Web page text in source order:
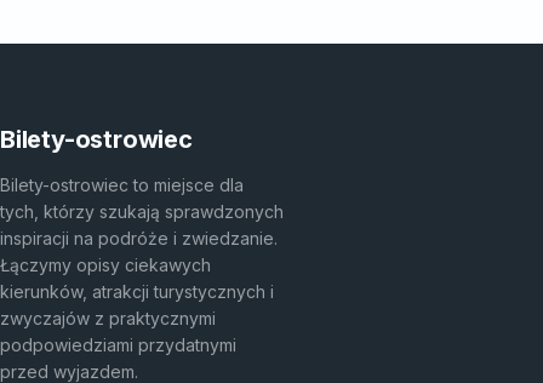
Bilety-ostrowiec
Bilety-ostrowiec to miejsce dla
tych, którzy szukają sprawdzonych
inspiracji na podróże i zwiedzanie.
Łączymy opisy ciekawych
kierunków, atrakcji turystycznych i
zwyczajów z praktycznymi
podpowiedziami przydatnymi
przed wyjazdem.